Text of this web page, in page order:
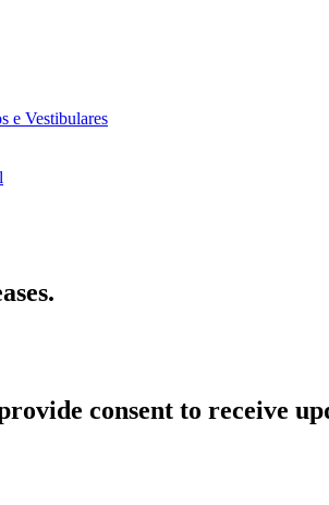
e Vestibulares
consent to receive